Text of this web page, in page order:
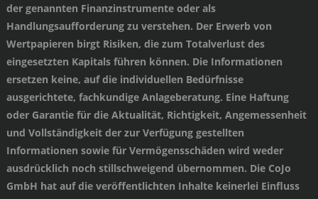
der genannten Finanzinstrumente oder als
Handlungsaufforderung zu verstehen. Der Erwerb von
Wertpapieren birgt Risiken, die zum Totalverlust des
eingesetzten Kapitals führen können. Die Informationen
ersetzen keine, auf die individuellen Bedürfnisse
ausgerichtete, fachkundige Anlageberatung. Eine Haftung
oder Garantie für die Aktualität, Richtigkeit, Angemessenheit
und Vollständigkeit der zur Verfügung gestellten
Informationen sowie für Vermögensschäden wird weder
ausdrücklich noch stillschweigend übernommen. Die CoJo
GmbH hat auf die veröffentlichten Inhalte keinerlei Einfluss